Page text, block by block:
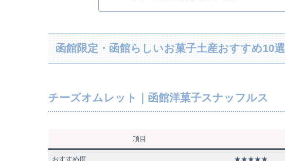
函館限定・函館らしいお菓子土産おすすめ10選
チーズオムレット｜函館洋菓子スナッフルス
項目
おすすめ度 ★★★★★